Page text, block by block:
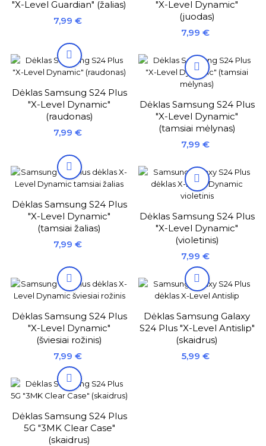
"X-Level Guardian" (žalias)
Kaina
7,99 €
"X-Level Dynamic"
(juodas)
Kaina
7,99 €

Dėklas Samsung S24 Plus
"X-Level Dynamic"
(raudonas)
Kaina
7,99 €

Dėklas Samsung S24 Plus
"X-Level Dynamic"
(tamsiai mėlynas)
Kaina
7,99 €

Dėklas Samsung S24 Plus
"X-Level Dynamic"
(tamsiai žalias)
Kaina
7,99 €

Dėklas Samsung S24 Plus
"X-Level Dynamic"
(violetinis)
Kaina
7,99 €

Dėklas Samsung S24 Plus
"X-Level Dynamic"
(šviesiai rožinis)
Kaina
7,99 €

Dėklas Samsung Galaxy
S24 Plus "X-Level Antislip"
(skaidrus)
Kaina
5,99 €

Dėklas Samsung S24 Plus
5G "3MK Clear Case"
(skaidrus)